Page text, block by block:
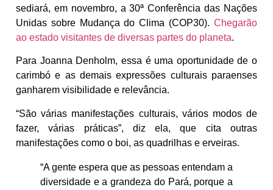
sediará, em novembro, a 30ª Conferência das Nações
Unidas sobre Mudança do Clima (COP30). Chegarão
ao estado visitantes de diversas partes do planeta.
Para Joanna Denholm, essa é uma oportunidade de o
carimbó e as demais expressões culturais paraenses
ganharem visibilidade e relevância.
“São várias manifestações culturais, vários modos de
fazer, várias práticas”, diz ela, que cita outras
manifestações como o boi, as quadrilhas e erveiras.
“A gente espera que as pessoas entendam a
diversidade e a grandeza do Pará, porque a